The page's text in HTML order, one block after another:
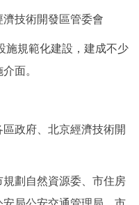
技術開發區管委會
規範化建設，建成不少
面。
政府、北京經濟技術開
劃自然資源委、市住房